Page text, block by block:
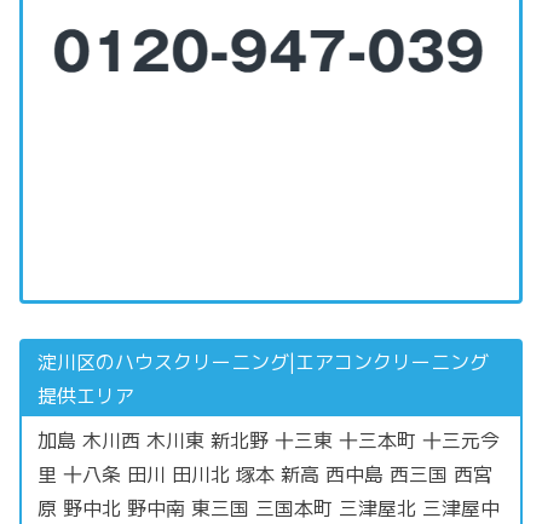
淀川区のハウスクリーニング|エアコンクリーニング
提供エリア
加島 木川西 木川東 新北野 十三東 十三本町 十三元今
里 十八条 田川 田川北 塚本 新高 西中島 西三国 西宮
原 野中北 野中南 東三国 三国本町 三津屋北 三津屋中